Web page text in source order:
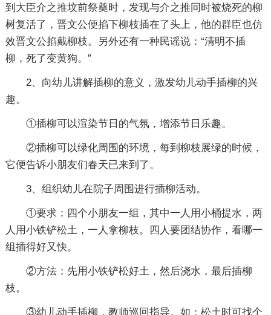
到大臣介之推坟前祭奠时，发现与介之推同时被烧死的柳
树复活了，晋文公便掐下柳枝插在了头上，他的群臣也仿
效晋文公掐戴柳枝。另外还有一种民谣说：“清明不插
柳，死了变黄狗。”
2、向幼儿讲解插柳的意义，激发幼儿动手插柳的兴
趣。
①插柳可以渲染节日的气氛，增添节日乐趣。
②插柳可以绿化周围的环境，每到柳枝展绿的时候，
它便告诉小朋友们春天已来到了。
3、组织幼儿在院子周围进行插柳活动。
①要求：四个小朋友一组，其中一人用小桶提水，两
人用小铁铲松土，一人拿柳枝。四人要团结协作，看哪一
组插得好又快。
②方法：先用小铁铲松好土，然后浇水，最后插柳
枝。
③幼儿动手插柳，教师巡回指导。如：松土时可找个